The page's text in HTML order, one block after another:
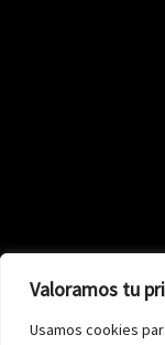
Valoramos tu
Usamos cookies